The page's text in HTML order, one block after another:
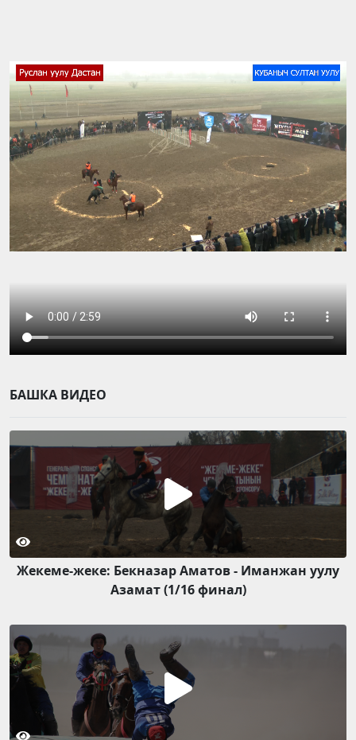
БАШКА ВИДЕО
Жекеме-жеке: Бекназар Аматов - Иманжан уулу
Азамат (1/16 финал)